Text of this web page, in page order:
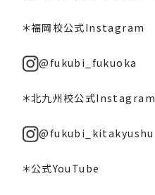
＊福岡校公式Instagram
@fukubi_fukuoka
＊北九州校公式Instagram
@fukubi_kitakyushu
＊公式YouTube